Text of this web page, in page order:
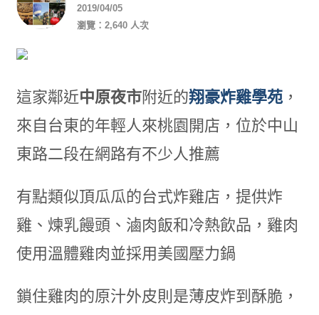
2019/04/05
瀏覽：2,640 人次
這家鄰近中原夜市附近的翔豪炸雞學苑，
來自台東的年輕人來桃園開店，位於中山
東路二段在網路有不少人推薦
有點類似頂瓜瓜的台式炸雞店 ， 提供炸
雞 、 煉乳饅頭、滷肉飯和冷熱飲品 ， 雞肉
使用溫體雞肉並採用美國壓力鍋
鎖住雞肉的原汁外皮則是薄皮炸到酥脆 ，